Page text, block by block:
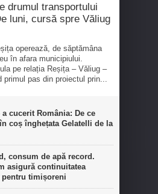
drumul transportului
luni, cursă spre Văliug
operează, de săptămâna
în afara municipiului.
pe relația Reșița – Văliug –
pas din proiectul prin...
cucerit România: De ce
coș înghețata Gelatelli de la
consum de apă record.
asigură continuitatea
timișoreni